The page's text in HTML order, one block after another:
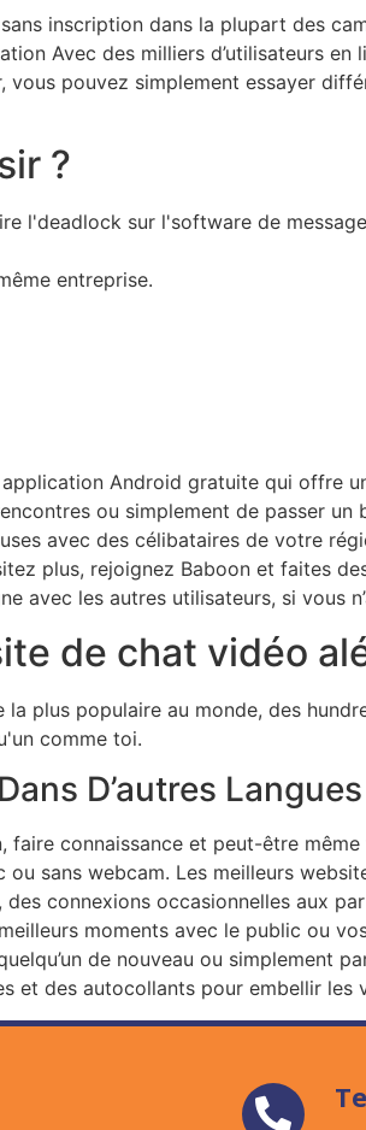
inscription dans la plupart des
Avec des milliers d’utilisateurs
vous pouvez simplement essayer
?
l'deadlock sur l'software de
entreprise.
Android gratuite qui offre
ou simplement de passer
avec des célibataires de votre
plus, rejoignez Baboon et faites
avec les autres utilisateurs, si vous
de chat vidéo
plus populaire au monde, des
comme toi.
D’autres Langues
connaissance et peut-être
sans webcam. Les meilleurs
connexions occasionnelles aux
moments avec le public ou
de nouveau ou simplement
et des autocollants pour embellir les